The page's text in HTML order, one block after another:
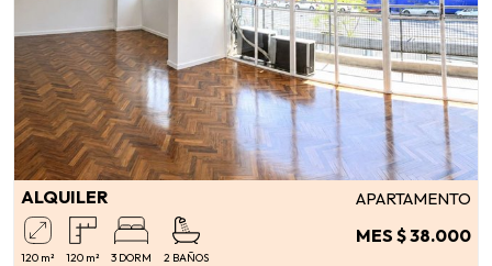
ALQUILER APARTAMENTO
120 m² 120 m² 3 DORM 2 BAÑOS
MES $ 38.000